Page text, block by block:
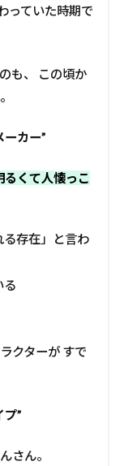
っていた時期で
も、 この頃か
カー”
るくて人懐っこ
存在」と言わ
る
クターが すで
”
さん。